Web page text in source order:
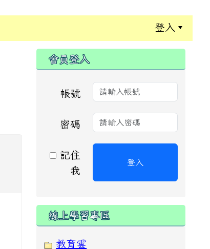
登入
:::
會員登入
帳號
密碼
記住
我
登入
線上學習專區
教育雲